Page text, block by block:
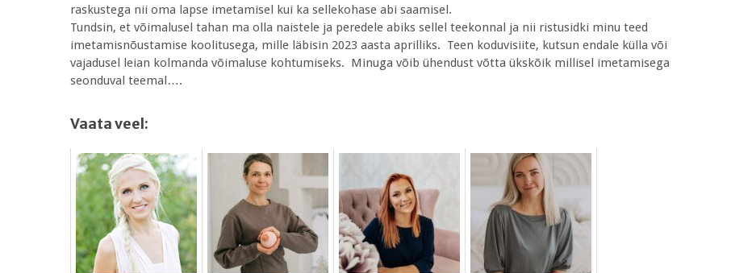
raskustega nii oma lapse imetamisel kui ka sellekohase abi saamisel.
Tundsin, et võimalusel tahan ma olla naistele ja peredele abiks sellel teekonnal ja nii ristusidki minu teed
imetamisnõustamise koolitusega, mille läbisin 2023 aasta aprilliks. Teen koduvisiite, kutsun endale külla või
vajadusel leian kolmanda võimaluse kohtumiseks. Minuga võib ühendust võtta ükskõik millisel imetamisega
seonduval teemal….
Vaata veel: